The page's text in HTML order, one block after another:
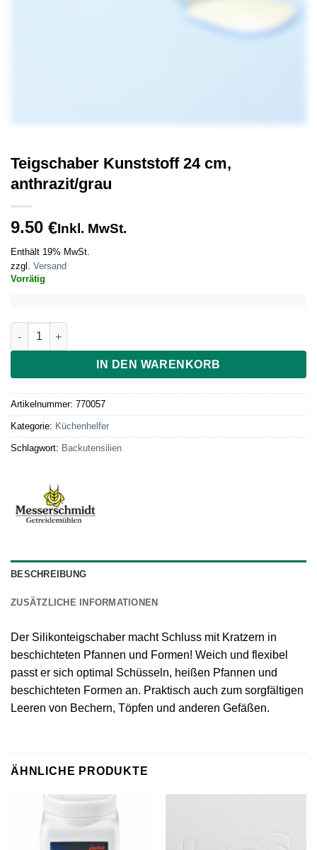
Teigschaber Kunststoff 24 cm,
anthrazit/grau
9.50 €Inkl. MwSt.
Enthält 19% MwSt.
zzgl. Versand
Vorrätig
Teigschaber Kunststoff 24 cm, anthrazit/grau Menge
IN DEN WARENKORB
Artikelnummer: 770057
Kategorie: Küchenhelfer
Schlagwort: Backutensilien
BESCHREIBUNG
ZUSÄTZLICHE INFORMATIONEN
Der Silikonteigschaber macht Schluss mit Kratzern in
beschichteten Pfannen und Formen! Weich und flexibel
passt er sich optimal Schüsseln, heißen Pfannen und
beschichteten Formen an. Praktisch auch zum sorgfältigen
Leeren von Bechern, Töpfen und anderen Gefäßen.
ÄHNLICHE PRODUKTE